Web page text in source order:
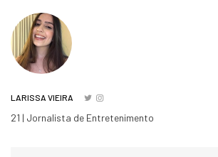
LARISSA VIEIRA
21 | Jornalista de Entretenimento